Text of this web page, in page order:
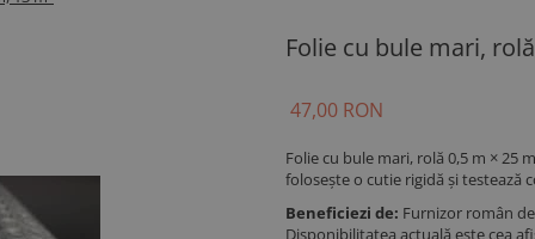
Folie cu bule mari,
47,00 RON
Folie cu bule mari, rolă 0,5 m × 25
folosește o cutie rigidă și
Beneficiezi de: Furnizor român
Disponibilitatea actuală este cea